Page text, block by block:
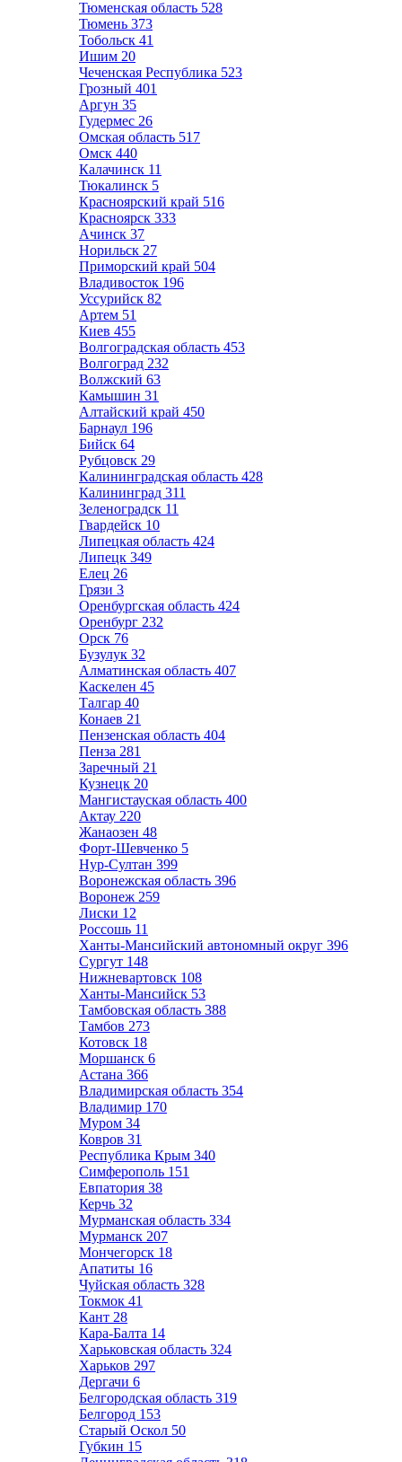
Тюменская область 528
Тюмень 373
Тобольск 41
Ишим 20
Чеченская Республика 523
Грозный 401
Аргун 35
Гудермес 26
Омская область 517
Омск 440
Калачинск 11
Тюкалинск 5
Красноярский край 516
Красноярск 333
Ачинск 37
Норильск 27
Приморский край 504
Владивосток 196
Уссурийск 82
Артем 51
Киев 455
Волгоградская область 453
Волгоград 232
Волжский 63
Камышин 31
Алтайский край 450
Барнаул 196
Бийск 64
Рубцовск 29
Калининградская область 428
Калининград 311
Зеленоградск 11
Гвардейск 10
Липецкая область 424
Липецк 349
Елец 26
Грязи 3
Оренбургская область 424
Оренбург 232
Орск 76
Бузулук 32
Алматинская область 407
Каскелен 45
Талгар 40
Конаев 21
Пензенская область 404
Пенза 281
Заречный 21
Кузнецк 20
Мангистауская область 400
Актау 220
Жанаозен 48
Форт-Шевченко 5
Нур-Султан 399
Воронежская область 396
Воронеж 259
Лиски 12
Россошь 11
Ханты-Мансийский автономный округ 396
Сургут 148
Нижневартовск 108
Ханты-Мансийск 53
Тамбовская область 388
Тамбов 273
Котовск 18
Моршанск 6
Астана 366
Владимирская область 354
Владимир 170
Муром 34
Ковров 31
Республика Крым 340
Симферополь 151
Евпатория 38
Керчь 32
Мурманская область 334
Мурманск 207
Мончегорск 18
Апатиты 16
Чуйская область 328
Токмок 41
Кант 28
Кара-Балта 14
Харьковская область 324
Харьков 297
Дергачи 6
Белгородская область 319
Белгород 153
Старый Оскол 50
Губкин 15